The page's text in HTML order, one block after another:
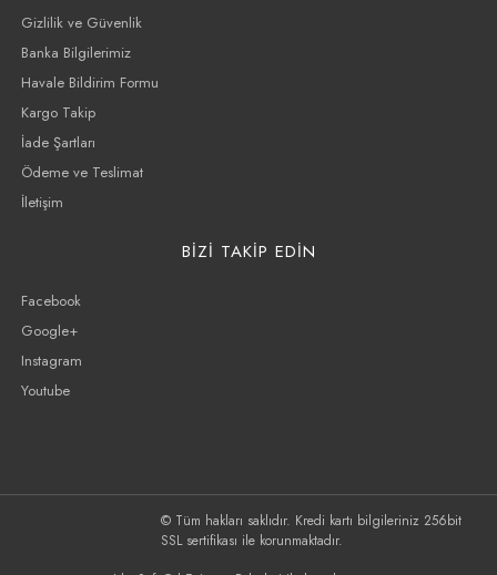
Gizlilik ve Güvenlik
Banka Bilgilerimiz
Havale Bildirim Formu
Kargo Takip
İade Şartları
Ödeme ve Teslimat
İletişim
BİZİ TAKİP EDİN
Facebook
Google+
Instagram
Youtube
© Tüm hakları saklıdır. Kredi kartı bilgileriniz 256bit
SSL sertifikası ile korunmaktadır.